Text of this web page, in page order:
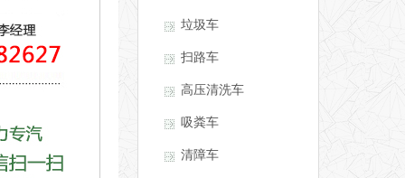
垃圾车
扫路车
高压清洗车
吸粪车
清障车